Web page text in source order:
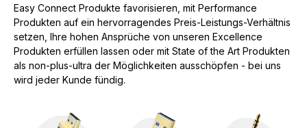
Easy Connect Produkte favorisieren, mit Performance
Produkten auf ein hervorragendes Preis-Leistungs-Verhältnis
setzen, Ihre hohen Ansprüche von unseren Excellence
Produkten erfüllen lassen oder mit State of the Art Produkten
als non-plus-ultra der Möglichkeiten ausschöpfen - bei uns
wird jeder Kunde fündig.